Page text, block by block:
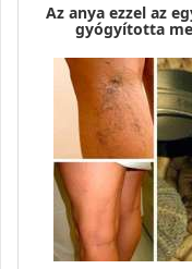
Az anya ezzel az
gyógyította